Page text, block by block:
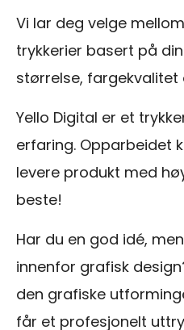
Vi lar deg velge
trykkerier basert på
størrelse, fargekvalitet
Yello Digital er et
erfaring. Opparbeidet
levere produkt med
beste!
Har du en god idé,
innenfor grafisk
den grafiske
får et profesjonelt